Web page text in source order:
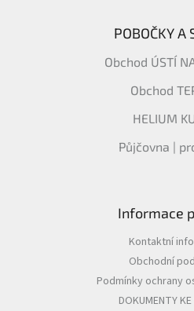
POBOČKY A
Obchod ÚSTÍ
Obchod
HELIUM
Půjčovna |
Informace
Kontaktní
Obchodní
Podmínky ochrany
DOKUMENTY